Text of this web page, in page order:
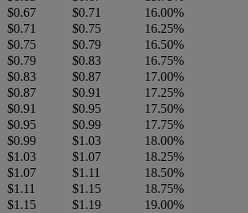
$0.67
$0.71
16.00%
$0.71
$0.75
16.25%
$0.75
$0.79
16.50%
$0.79
$0.83
16.75%
$0.83
$0.87
17.00%
$0.87
$0.91
17.25%
$0.91
$0.95
17.50%
$0.95
$0.99
17.75%
$0.99
$1.03
18.00%
$1.03
$1.07
18.25%
$1.07
$1.11
18.50%
$1.11
$1.15
18.75%
$1.15
$1.19
19.00%